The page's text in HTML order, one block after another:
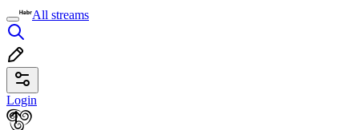
All streams
Login